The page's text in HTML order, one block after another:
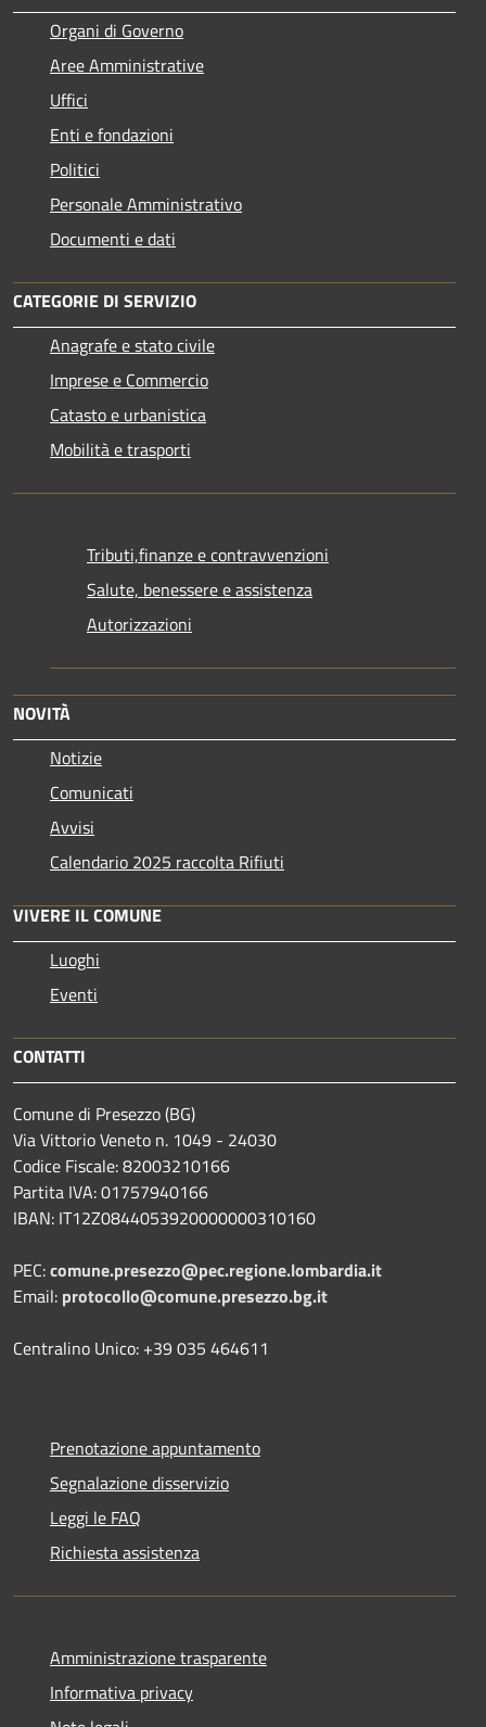
Organi di Governo
Aree Amministrative
Uffici
Enti e fondazioni
Politici
Personale Amministrativo
Documenti e dati
CATEGORIE DI SERVIZIO
Anagrafe e stato civile
Imprese e Commercio
Catasto e urbanistica
Mobilità e trasporti
Tributi,finanze e contravvenzioni
Salute, benessere e assistenza
Autorizzazioni
NOVITÀ
Notizie
Comunicati
Avvisi
Calendario 2025 raccolta Rifiuti
VIVERE IL COMUNE
Luoghi
Eventi
CONTATTI
Comune di Presezzo (BG)
Via Vittorio Veneto n. 1049 - 24030
Codice Fiscale: 82003210166
Partita IVA: 01757940166
IBAN: IT12Z0844053920000000310160
PEC:comune.presezzo@pec.regione.lombardia.it
Email: protocollo@comune.presezzo.bg.it
Centralino Unico: +39 035 464611
Prenotazione appuntamento
Segnalazione disservizio
Leggi le FAQ
Richiesta assistenza
Amministrazione trasparente
Informativa privacy